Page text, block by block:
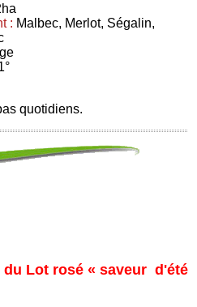
: Malbec, Merlot, Ségalin,
quotidiens.
du Lot rosé « saveur d'été